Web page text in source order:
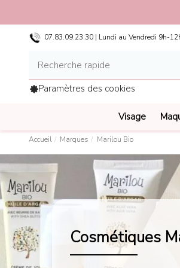
07.83.09.23.30 | Lundi au Vendredi 9h-
Paramètres des cookies
Visage
Accueil Marques Marilou Bio
Cosmétiques